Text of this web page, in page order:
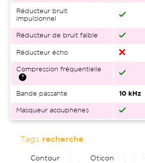
Réducteur bruit
impulsionnel
Réducteur de bruit faible
Réducteur écho
Compression fréquentielle
Bande passante 10 kHz
Masqueur acouphènes
Tags recherche
Contour
Oticon